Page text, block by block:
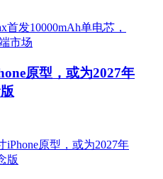
原型，或为2027年